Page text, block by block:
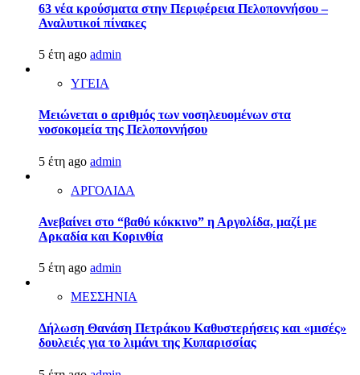
63 νέα κρούσματα στην Περιφέρεια Πελοποννήσου –
Αναλυτικοί πίνακες
5 έτη ago admin
ΥΓΕΙΑ
Μειώνεται ο αριθμός των νοσηλευομένων στα
νοσοκομεία της Πελοποννήσου
5 έτη ago admin
ΑΡΓΟΛΙΔΑ
Ανεβαίνει στο “βαθύ κόκκινο” η Αργολίδα, μαζί με
Αρκαδία και Κορινθία
5 έτη ago admin
ΜΕΣΣΗΝΙΑ
Δήλωση Θανάση Πετράκου Καθυστερήσεις και «μισές»
δουλειές για το λιμάνι της Κυπαρισσίας